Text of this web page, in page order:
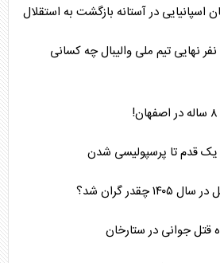
اسپانیایی در آستانه بازگشت به استقلال
پیاتزا وارد تهران شد؛ ۱۴ نفر نهایی تیم ملی والیبال چه کسانی
یک قدم تا پرسپولیسی شدن
گران شد؟